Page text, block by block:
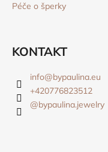
Péče o šperky
KONTAKT
info@bypaulina.eu
+420776823512
@bypaulina.jewelry